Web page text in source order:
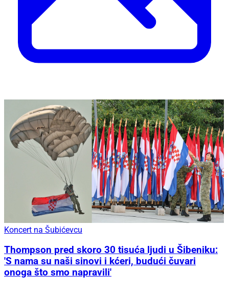
Koncert na Šubićevcu
Thompson pred skoro 30 tisuća ljudi u Šibeniku:
'S nama su naši sinovi i kćeri, budući čuvari
onoga što smo napravili'